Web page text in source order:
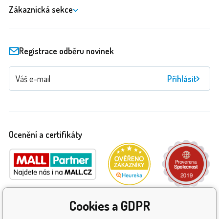
Zákaznická sekce
Registrace odběru novinek
Přihlásit
Ocenění a certifikáty
Cookies a GDPR